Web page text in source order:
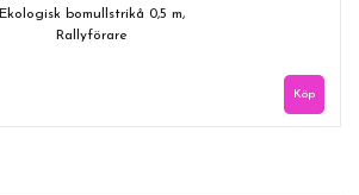
Ekologisk bomullstrikå 0,5 m,
Rallyförare